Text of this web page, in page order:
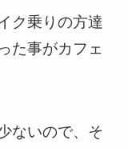
ク乗りの方達
た事がカフェ
ないので、そ